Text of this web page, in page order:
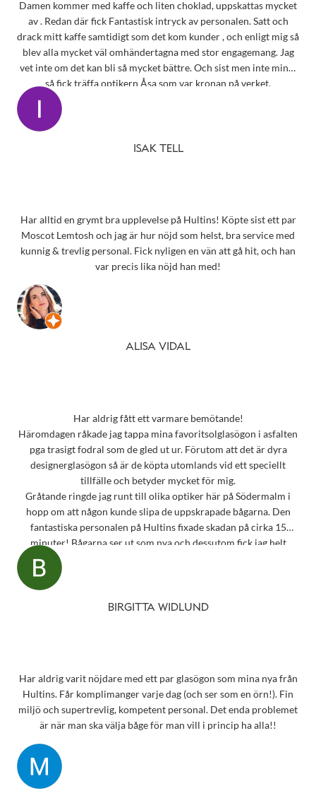
Damen kommer med kaffe och liten choklad, uppskattas mycket
av . Redan där fick Fantastisk intryck av personalen. Satt och
drack mitt kaffe samtidigt som det kom kunder , och enligt mig så
blev alla mycket väl omhändertagna med stor engagemang. Jag
vet inte om det kan bli så mycket bättre. Och sist men inte minst
så fick träffa optikern Åsa som var kronan på verket.
ISAK TELL
Har alltid en grymt bra upplevelse på Hultins! Köpte sist ett par
Moscot Lemtosh och jag är hur nöjd som helst, bra service med
kunnig & trevlig personal. Fick nyligen en vän att gå hit, och han
var precis lika nöjd han med!
ALISA VIDAL
Har aldrig fått ett varmare bemötande!
Häromdagen råkade jag tappa mina favoritsolglasögon i asfalten
pga trasigt fodral som de gled ut ur. Förutom att det är dyra
designerglasögon så är de köpta utomlands vid ett speciellt
tillfälle och betyder mycket för mig.
Gråtande ringde jag runt till olika optiker här på Södermalm i
hopp om att någon kunde slipa de uppskrapade bågarna. Den
fantastiska personalen på Hultins fixade skadan på cirka 15
minuter! Bågarna ser ut som nya och dessutom fick jag helt
oväntat en underbar gåva – ett sprillans nytt fodral från samma
märke som mina solglasögon! Vilken fantastisk service! Kommer
Snart behöver jag boka tid för en synundersökning och jag vet
BIRGITTA WIDLUND
Har aldrig varit nöjdare med ett par glasögon som mina nya från
Hultins. Får komplimanger varje dag (och ser som en örn!). Fin
miljö och supertrevlig, kompetent personal. Det enda problemet
är när man ska välja båge för man vill i princip ha alla!!